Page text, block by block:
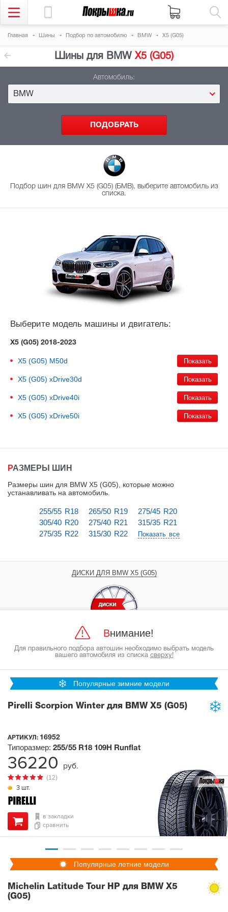
Главная Шины Подбор по автомобилю BMW X5 (G05)
Шины для BMWX5 (G05)
Автомобиль:
BMW
Подбор шин для BMW X5 (G05) (БМВ), выберите автомобиль из
списка.
Выберите модель машины и двигатель:
X5 (G05) 2018-2023
X5 (G05) M50d
X5 (G05) xDrive30d
X5 (G05) xDrive40i
X5 (G05) xDrive50i
РАЗМЕРЫ ШИН
Размеры шин для BMW X5 (G05), которые можно
устанавливать на автомобиль
255/55 R18 265/50 R19
275/45 R20
305/40 R20
275/40 R21
315/35 R21
275/35 R22
315/30 R22 Показать все
ДИСКИ ДЛЯ BMW X5 (G05)
Внимание!
Для правильного подбора автошин необходимо выбрать модель
вашего автомобиля из списка сверху!
Популярные зимние модели
Pirelli Scorpion Winter для BMW X5 (G05)
АРТИКУЛ: 16952
3 шт.
(12)
Типоразмер: 255/55 R18 109H Runflat
в закладки
сравнить
36220 руб.
Популярные летние модели
Michelin Latitude Tour HP для BMW X5
(G05)